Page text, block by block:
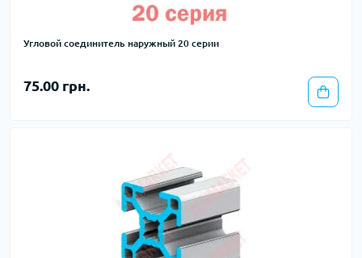
Угловой соединитель наружный 20 серии
75.00 грн.